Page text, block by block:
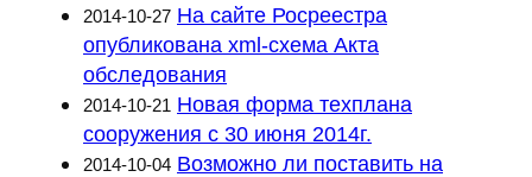
2014-10-27 На сайте Росреестра
опубликована xml-схема Акта
обследования
2014-10-21 Новая форма техплана
сооружения с 30 июня 2014г.
2014-10-04 Возможно ли поставить на